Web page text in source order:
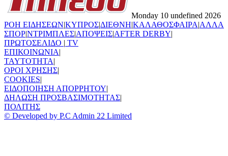
Monday 10 undefined 2026
ΡΟΗ ΕΙΔΗΣΕΩΝ|ΚΥΠΡΟΣ|ΔΙΕΘΝΗ|ΚΑΛΑΘΟΣΦΑΙΡΑ|ΑΛΛΑ
ΣΠΟΡ|ΝΤΡΙΜΠΛΕΣ|ΑΠΟΨΕΙΣ|AFTER DERBY|
ΠΡΩΤΟΣΕΛΙΔΟ | TV
ΕΠΙΚΟΙΝΩΝΙΑ|
TAYTOTHTA|
ΟΡΟΙ ΧΡΗΣΗΣ|
COOKIES|
ΕΙΔΟΠΟΙΗΣΗ ΑΠΟΡΡΗΤΟΥ|
ΔΗΛΩΣΗ ΠΡΟΣΒΑΣΙΜΟΤΗΤΑΣ|
ΠΟΛΙΤΗΣ
© Developed by P.C Admin 22 Limited